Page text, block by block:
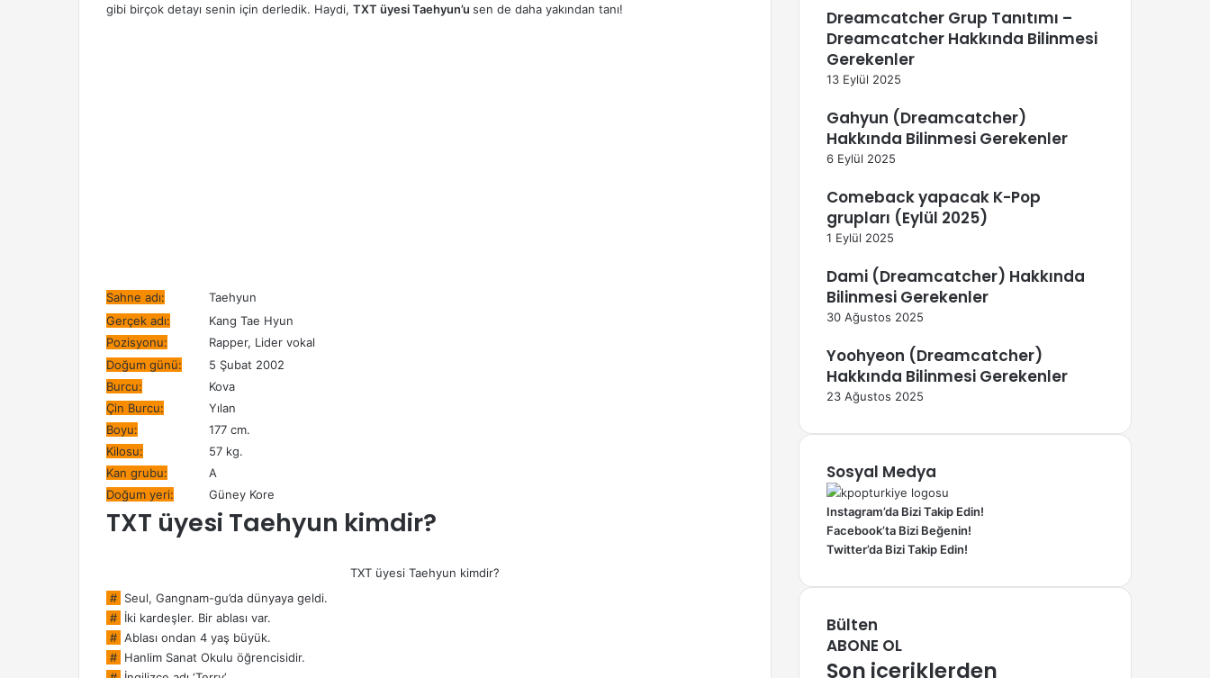
gibi birçok detayı senin için derledik. Haydi, TXT üyesi Taehyun’u sen de daha yakından tanı!
Sahne adı:
Taehyun
Gerçek adı:
Kang Tae Hyun
Pozisyonu:
Rapper, Lider vokal
Doğum günü:
5 Şubat 2002
Burcu:
Kova
Çin Burcu:
Yılan
Boyu:
177 cm.
Kilosu:
57 kg.
Kan grubu:
A
Doğum yeri:
Güney Kore
TXT üyesi Taehyun kimdir?
TXT üyesi Taehyun kimdir?
# Seul, Gangnam-gu’da dünyaya geldi.
# İki kardeşler. Bir ablası var.
# Ablası ondan 4 yaş büyük.
# Hanlim Sanat Okulu öğrencisidir.
Dreamcatcher Grup Tanıtımı –
Dreamcatcher Hakkında Bilinmesi
Gerekenler
13 Eylül 2025
Gahyun (Dreamcatcher)
Hakkında Bilinmesi Gerekenler
6 Eylül 2025
Comeback yapacak K-Pop
grupları (Eylül 2025)
1 Eylül 2025
Dami (Dreamcatcher) Hakkında
Bilinmesi Gerekenler
30 Ağustos 2025
Yoohyeon (Dreamcatcher)
Hakkında Bilinmesi Gerekenler
23 Ağustos 2025
Sosyal Medya
Instagram’da Bizi Takip Edin!
Facebook’ta Bizi Beğenin!
Twitter’da Bizi Takip Edin!
Bülten
ABONE OL
Son içeriklerden